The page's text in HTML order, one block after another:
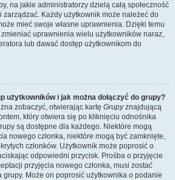
na jakie administratorzy dzielą całą społeczność
zarządzać. Każdy użytkownik może należeć do
mieć swoje własne uprawnienia. Dzięki temu
zmieniać uprawnienia wielu użytkowników naraz,
lub dawać dostęp użytkownikom do
użytkowników i jak można dołączyć do grupy?
zobaczyć, otwierając kartę Grupyznajdującą
który otwiera się po kliknięciu odnośnika
są dostępne dla każdego. Niektóre mogą
nowego członka, niektóre mogą być zamknięte,
członków. Użytkownik może poprosić o
odpowiedni przycisk. Prośba o przyjęcie
przyjęcia nowego członka, musi zostać
Może on poprosić użytkownika o podanie